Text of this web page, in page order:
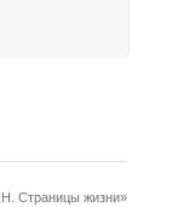
Страницы жизни»